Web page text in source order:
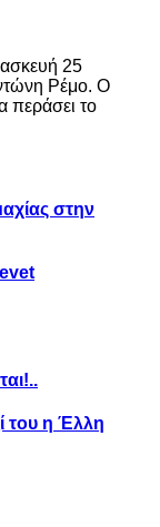
25
Ρέμο. Ο
περάσει το
στην
του η Έλλη